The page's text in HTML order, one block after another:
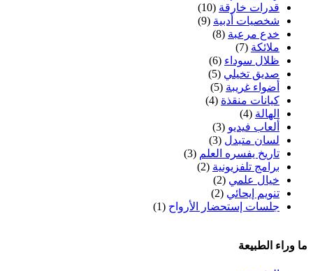
قدرات خارقة (10)
شخصيات أدبية (9)
خدع مرعبة (8)
ملائكة (7)
ظلال سوداء (6)
صديق تخيلي (5)
أضواء غريبة (5)
كيانات منقذة (4)
الهالة (4)
ألعاب فيديو (3)
لسان متبدل (3)
تاريخ يفسره العلم (3)
برامج تلفزيونية (2)
خيال علمي (2)
تنويم إيحائي (2)
جلسات إستحضار الأرواح (1)
ما وراء الطبيعة